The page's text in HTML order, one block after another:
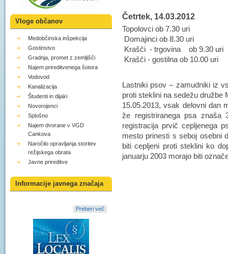
Vloge občanov
Medobčinska inšpekcija
Gostinstvo
Gradnja, promet z zemljišči
Najem prireditvenega šotora
Vodovod
Kanalizacija
Študenti in dijaki
Novorojenci
Splošno
Najem dvorane v VGD
Cankova
Naročilo opravljanja storitev
režijskega obrata
Javne prireditve
Informacije javnega značaja
Preberi več
Četrtek, 14.03.2012
Topolovci ob 7.30 uri
Domajinci ob 8.30 uri
Krašči - trgovina ob 9.30 uri
Krašči - gostilna ob 10.00 uri
Lastniki psov – zamudniki iz
proti steklini na sedežu družbe
15.05.2013, vsak delovni dan
že registriranega psa znaša
registracija prvič cepljenega
mesto prinesti s seboj osebni
biti cepljeni proti steklini ko
januarju 2003 morajo biti